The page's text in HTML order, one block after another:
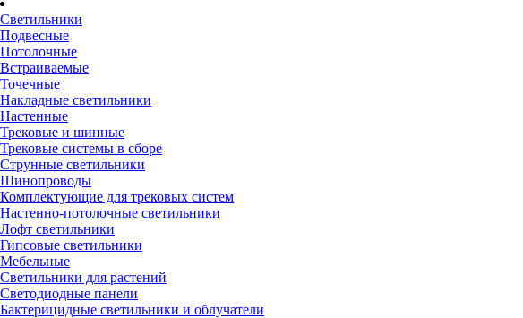
Светильники
Подвесные
Потолочные
Встраиваемые
Точечные
Накладные светильники
Настенные
Трековые и шинные
Трековые системы в сборе
Струнные светильники
Шинопроводы
Комплектующие для трековых систем
Настенно-потолочные светильники
Лофт светильники
Гипсовые светильники
Мебельные
Светильники для растений
Светодиодные панели
Бактерицидные светильники и облучатели